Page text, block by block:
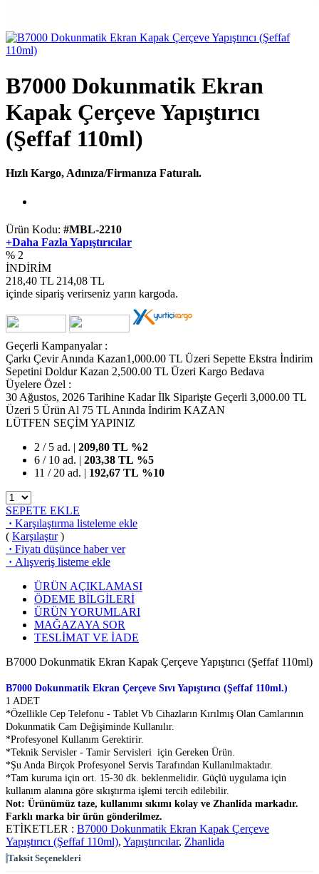
B7000 Dokunmatik Ekran
Kapak Çerçeve Yapıştırıcı
(Şeffaf 110ml)
Hızlı Kargo, Adınıza/Firmanıza Faturalı.
Ürün Kodu: #MBL-2210
+Daha Fazla Yapıştırıcılar
% 2
İNDİRİM
218,40 TL 214,08 TL
içinde sipariş verirseniz yarın kargoda.
Geçerli Kampanyalar :
Çarkı Çevir Anında Kazan1,000.00 TL Üzeri Sepette Ekstra İndirim
Sepetini Doldur Kazan 2,500.00 TL Üzeri Kargo Bedava
Üyelere Özel :
30 Ağustos, 2026 Tarihine Kadar İlk Siparişte Geçerli 3,000.00 TL
Üzeri 5 Ürün Al 75 TL Anında İndirim KAZAN
LÜTFEN SEÇİM YAPINIZ
2 / 5 ad. | 209,80 TL %2
6 / 10 ad. | 203,38 TL %5
11 / 20 ad. | 192,67 TL %10
SEPETE EKLE
· Karşılaştırma listeleme ekle
( Karşılaştır)
· Fiyatı düşünce haber ver
· Alışveriş listeme ekle
ÜRÜN AÇIKLAMASI
ÖDEME BİLGİLERİ
ÜRÜN YORUMLARI
MAĞAZAYA SOR
TESLİMAT VE İADE
B7000 Dokunmatik Ekran Kapak Çerçeve Yapıştırıcı (Şeffaf 110ml)
B7000 Dokunmatik Ekran Çerçeve Sıvı Yapıştırıcı (Şeffaf 110ml.)
1 ADET
*Özellikle Cep Telefonu - Tablet Vb Cihazların Kırılmış Olan Camlarının
Dokunmatik Cam Değişiminde Kullanılır.
*Profesyonel Kullanım Gerektirir.
*Teknik Servisler - Tamir Servisleri için Gereken Ürün.
*Şu Anda Birçok Profesyonel Servis Tarafından Kullanılmaktadır.
*Tam kuruma için ort. 15-30 dk. beklenmelidir. Güçlü uygulama için
kullanım alanına göre sıkıştırma işlemi tercih edilebilir.
Not: Ürünümüz taze, kullanımı sıkımı kolay ve Zhanlida markadır.
Farklı marka bir ürün gönderilmez.
ETİKETLER : B7000 Dokunmatik Ekran Kapak Çerçeve
Yapıştırıcı (Şeffaf 110ml), Yapıştırıcılar, Zhanlida
Taksit Seçenekleri